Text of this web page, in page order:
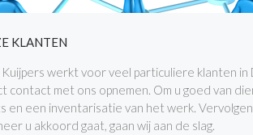
KLANTEN
Kuijpers werkt voor veel particuliere klanten
contact met ons opnemen. Om u goed van
en een inventarisatie van het werk.
u akkoord gaat, gaan wij aan de slag.